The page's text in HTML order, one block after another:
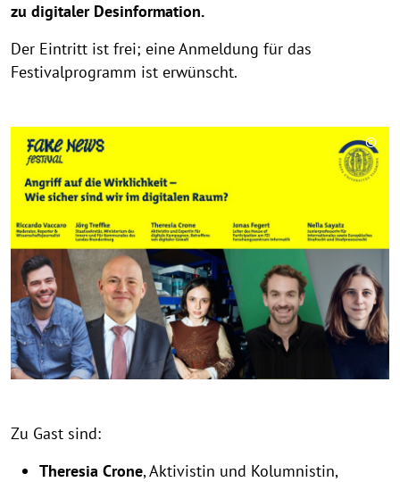
zu digitaler Desinformation.
Der Eintritt ist frei; eine Anmeldung für das
Festivalprogramm ist erwünscht.
©
C
r
i
g
h
t
i
Zu Gast sind:
Theresia Crone, Aktivistin und Kolumnistin,